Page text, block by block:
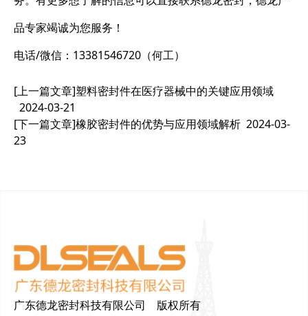
品专家竭诚为您服务！
电话/微信：13381546720（何工）
[上一篇文章]塑料密封件在医疗器械中的关键应用领域
2024-03-21
[下一篇文章]橡胶密封件的优势与应用领域解析 2024-03-
23
广东德龙密封科技有限公司 版权所有